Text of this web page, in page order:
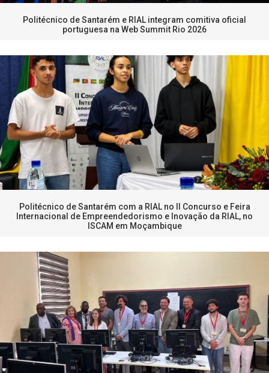
Politécnico de Santarém e RIAL integram comitiva oficial
portuguesa na Web Summit Rio 2026
Politécnico de Santarém com a RIAL no II Concurso e Feira
Internacional de Empreendedorismo e Inovação da RIAL, no
ISCAM em Moçambique